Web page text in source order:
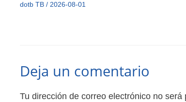
dotb TB/ 2026-08-01
Deja un comentario
Tu dirección de correo electrónico no será